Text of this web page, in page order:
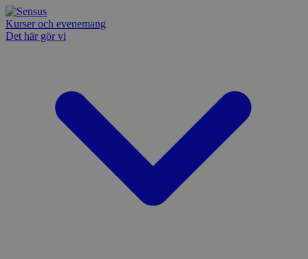
Kurser och evenemang
Det här gör vi